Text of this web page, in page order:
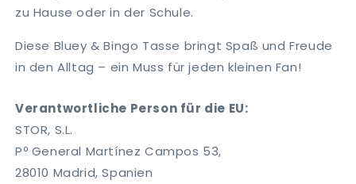
zu Hause oder in der Schule.
Diese Bluey & Bingo Tasse bringt Spaß und Freude
in den Alltag – ein Muss für jeden kleinen Fan!
Verantwortliche Person für die EU:
STOR, S.L.
Pº General Martínez Campos 53,
28010 Madrid, Spanien